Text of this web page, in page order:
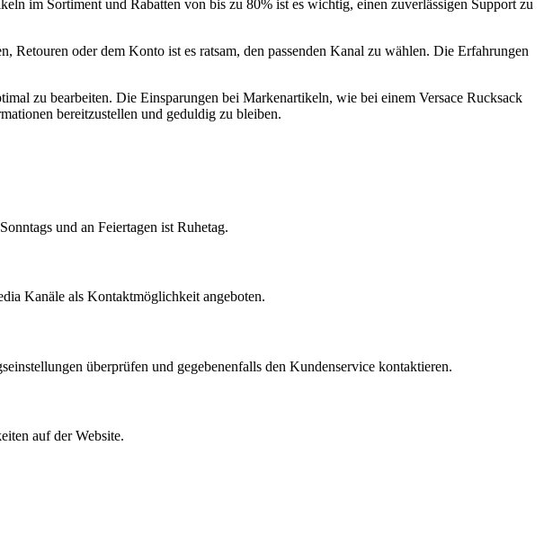
im Sortiment und Rabatten von bis zu 80% ist es wichtig, einen zuverlässigen Support zu
oder dem Konto ist es ratsam, den passenden Kanal zu wählen. Die Erfahrungen
zu bearbeiten. Die Einsparungen bei Markenartikeln, wie bei einem Versace Rucksack
bereitzustellen und geduldig zu bleiben.
und an Feiertagen ist Ruhetag.
Kanäle als Kontaktmöglichkeit angeboten.
überprüfen und gegebenenfalls den Kundenservice kontaktieren.
auf der Website.